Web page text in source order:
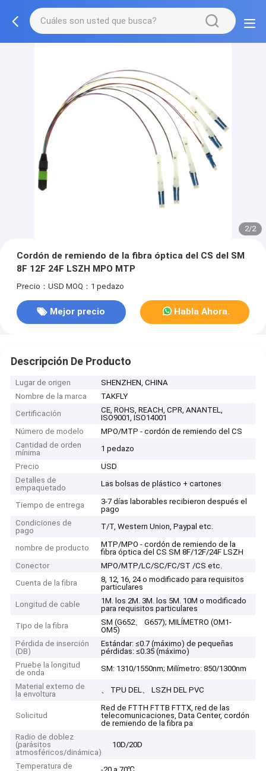
2/2
Cordón de remiendo de la fibra óptica del CS del SM
8F 12F 24F LSZH MPO MTP
Precio：USD MOQ：1 pedazo
Mejor precio Habla Ahora.
Descripción De Producto
Lugar de origen
SHENZHEN, CHINA
Nombre de la marca
TAKFLY
Certificación
CE, ROHS, REACH, CPR, ANANTEL,
ISO9001, ISO14001
Número de modelo
MPO/MTP - cordón de remiendo del CS
Cantidad de orden
mínima
1 pedazo
Precio
USD
Detalles de
empaquetado
Las bolsas de plástico + cartones
Tiempo de entrega
3-7 días laborables recibieron después el
pago
Condiciones de
pago
T/T, Western Union, Paypal etc.
nombre de producto
MTP/MPO - cordón de remiendo de la
fibra óptica del CS SM 8F/12F/24F LSZH
Conector
MPO/MTP/LC/SC/FC/ST /CS etc.
Cuenta de la fibra
8, 12, 16, 24 o modificado para requisitos
particulares
Longitud de cable
1M. los 2M. 3M. los 5M. 10M o modificado
para requisitos particulares
Tipo de la fibra
SM (G652、 G657); MILÍMETRO (OM1-
OM5)
Pérdida de inserción
(DB)
Estándar: ≤0.7 (máximo) de pequeñas
pérdidas: ≤0.35 (máximo)
Pruebe la longitud
de onda
SM: 1310/1550nm; Milímetro: 850/1300nm
Material externo de
la envoltura
、 TPU DEL、 LSZH DEL PVC
Solicitud
Red de FTTH FTTB FTTX, red de las
telecomunicaciones, Data Center, cordón
de remiendo de la fibra pa
Radio de doblez
(parásitos
atmosféricos/dinámica)
10D/20D
Temperatura de